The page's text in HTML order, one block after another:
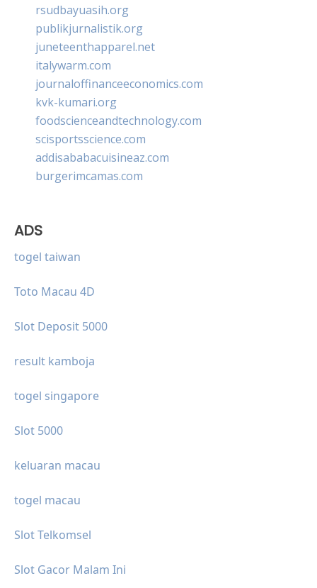
rsudbayuasih.org
publikjurnalistik.org
juneteenthapparel.net
italywarm.com
journaloffinanceeconomics.com
kvk-kumari.org
foodscienceandtechnology.com
scisportsscience.com
addisababacuisineaz.com
burgerimcamas.com
ADS
togel taiwan
Toto Macau 4D
Slot Deposit 5000
result kamboja
togel singapore
Slot 5000
keluaran macau
togel macau
Slot Telkomsel
Slot Gacor Malam Ini